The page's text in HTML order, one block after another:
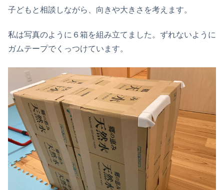
子どもと相談しながら、向きや大きさを考えます。
私は写真のように６箱を組み立てました。ずれないように
ガムテープでくっつけています。